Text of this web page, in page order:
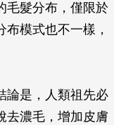
毛髮分布，僅限於
模式也不一樣，
論是，人類祖先必
去濃毛，增加皮膚